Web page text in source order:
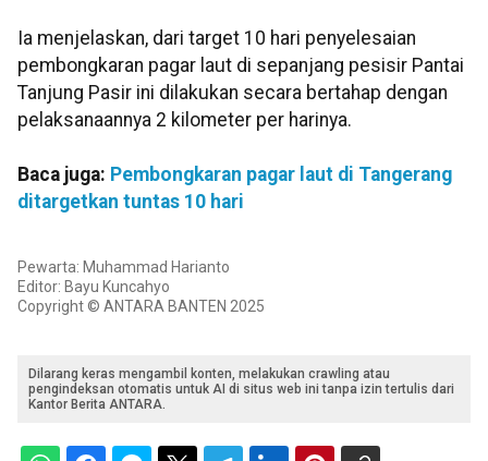
Ia menjelaskan, dari target 10 hari penyelesaian
pembongkaran pagar laut di sepanjang pesisir Pantai
Tanjung Pasir ini dilakukan secara bertahap dengan
pelaksanaannya 2 kilometer per harinya.
Baca juga: Pembongkaran pagar laut di Tangerang
ditargetkan tuntas 10 hari
Pewarta: Muhammad Harianto
Editor: Bayu Kuncahyo
Copyright © ANTARA BANTEN 2025
Dilarang keras mengambil konten, melakukan crawling atau
pengindeksan otomatis untuk AI di situs web ini tanpa izin tertulis dari
Kantor Berita ANTARA.